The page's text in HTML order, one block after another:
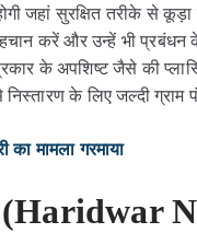
जहां सुरक्षित तरीके से
करें और उन्हें भी
के अपशिष्ट जैसे की
के लिए जल्दी ग्राम
मामला गरमाया
(Haridwar